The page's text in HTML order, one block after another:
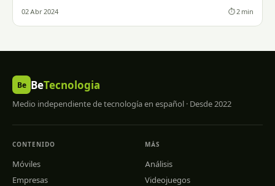
02 Abr 2024 ⏱ 2 min
Be BeTecnologia
Medio independiente de tecnología en español · Desde 2022
CONTENIDO
Móviles
Empresas
MÁS
Análisis
Videojuegos